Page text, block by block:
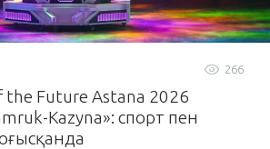
266
the Future Astana 2026
Kazyna»: спорт пен